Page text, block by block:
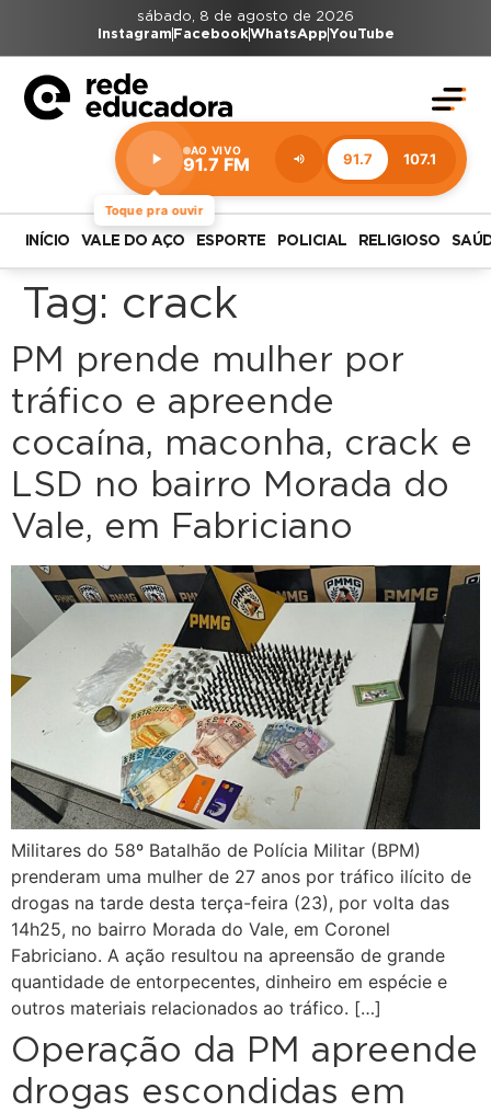
sábado, 8 de agosto de 2026
Instagram FacebookWhatsAppYouTube
Toque pra ouvir
AO VIVO
91.7 FM 91.7 107.1
Estação:
91.7
FM
INÍCIO VALE DO AÇO ESPORTE POLICIAL RELIGIOSO
Tag: crack
PM prende mulher por
tráfico e apreende
cocaína, maconha, crack e
LSD no bairro Morada do
Vale, em Fabriciano
Militares do 58º Batalhão de Polícia Militar (BPM)
prenderam uma mulher de 27 anos por tráfico ilícito de
drogas na tarde desta terça-feira (23), por volta das
14h25, no bairro Morada do Vale, em Coronel
Fabriciano. A ação resultou na apreensão de grande
quantidade de entorpecentes, dinheiro em espécie e
outros materiais relacionados ao tráfico. […]
Operação da PM apreende
drogas escondidas em